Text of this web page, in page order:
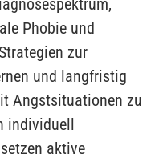
Phobie und
zur
und langfristig
Angstsituationen zu
individuell
aktive